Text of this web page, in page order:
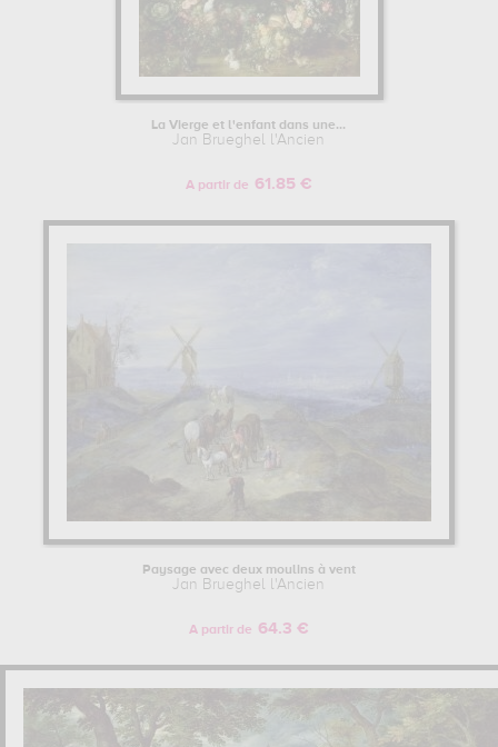
La Vierge et l'enfant dans une...
Jan Brueghel l'Ancien
A partir de 61.85 €
Paysage avec deux moulins à vent
Jan Brueghel l'Ancien
A partir de 64.3 €